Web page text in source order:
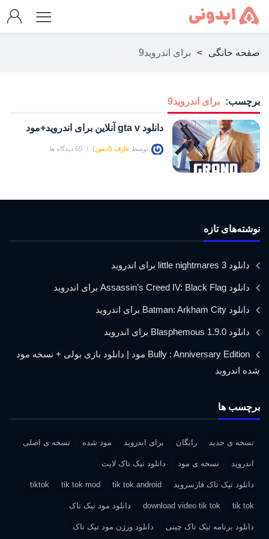
صفحه خانگی > برای اندروید9
برچسب: برای اندروید9
دانلود gta v آنلاین برای اندروید+مود
توسط عارف (ادمین) 65 دیدگاه ها
نوشته‌های تازه
دانلود little nightmares 3 برای اندروید
دانلود Assassin’s Creed IV: Black Flag برای اندروید
دانلود Batman: Arkham City برای اندروید
دانلود Blasphemous 1.9.0 برای اندروید
Bully : Anniversary Edition مود | دانلود بازی بولی + نسخه مود
شده اندروید
برچسب ها
نسخه ی جدید رایگان برای اندروید مود شده نسخه ی اصلی
اندروید نسخه ی مود دانلود تیک تاک لایت
دانلود تیک تاک فارسروید tik tok android
tik tok mod
tiktok
tik tok
download video tik tok دانلود مود تیک تاک
دانلود برنامه تیک تاک چینی دانلود ورژن مود تیک تاک